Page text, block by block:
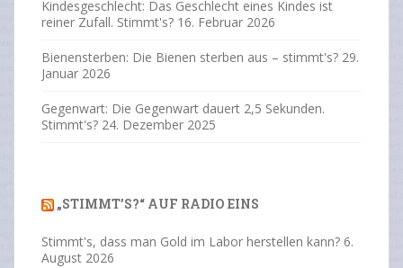
Kindesgeschlecht: Das Geschlecht eines Kindes ist
reiner Zufall. Stimmt's? 16. Februar 2026
Bienensterben: Die Bienen sterben aus – stimmt's? 29.
Januar 2026
Gegenwart: Die Gegenwart dauert 2,5 Sekunden.
Stimmt's? 24. Dezember 2025
„STIMMT’S?“ AUF RADIO EINS
Stimmt's, dass man Gold im Labor herstellen kann? 6.
August 2026